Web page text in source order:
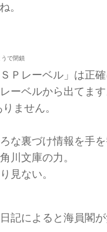
。
で閉鎖
Ｐレーベル」は正確
ーベルから出てま
ません。
な裏づけ情報を手
川文庫の力。
見ない。
記によると海員閣